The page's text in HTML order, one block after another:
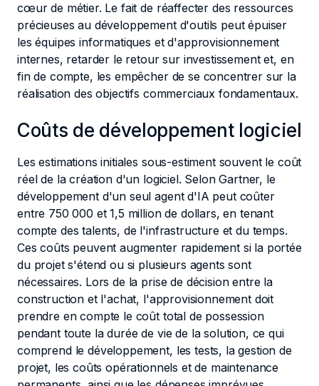
cœur de métier. Le fait de réaffecter des ressources
précieuses au développement d'outils peut épuiser
les équipes informatiques et d'approvisionnement
internes, retarder le retour sur investissement et, en
fin de compte, les empêcher de se concentrer sur la
réalisation des objectifs commerciaux fondamentaux.
Coûts de développement logiciel
Les estimations initiales sous-estiment souvent le coût
réel de la création d'un logiciel. Selon Gartner, le
développement d'un seul agent d'IA peut coûter
entre 750 000 et 1,5 million de dollars, en tenant
compte des talents, de l'infrastructure et du temps.
Ces coûts peuvent augmenter rapidement si la portée
du projet s'étend ou si plusieurs agents sont
nécessaires. Lors de la prise de décision entre la
construction et l'achat, l'approvisionnement doit
prendre en compte le coût total de possession
pendant toute la durée de vie de la solution, ce qui
comprend le développement, les tests, la gestion de
projet, les coûts opérationnels et de maintenance